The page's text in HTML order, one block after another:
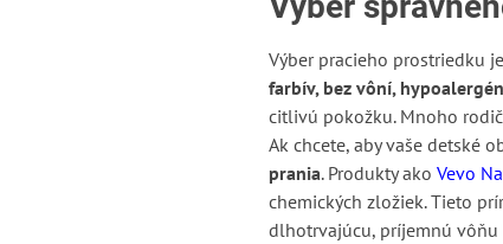
Výber pracieho prostriedku
farbív, bez vôní,
citlivú pokožku. Mnoho
Ak chcete, aby vaše detské
prania. Produkty ako Vevo
chemických zložiek. Tieto
dlhotrvajúcu, príjemnú vôňu